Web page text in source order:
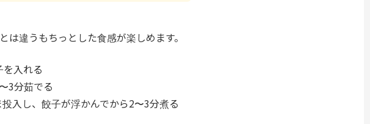
違うもちっとした食感が楽しめます。
入れる
3分茹でる
入し、餃子が浮かんでから2〜3分煮る